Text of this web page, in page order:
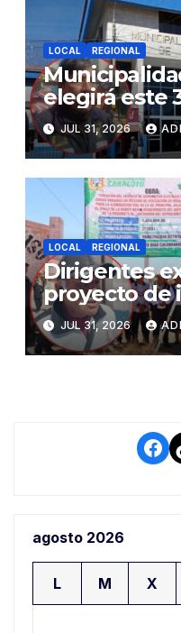
LOCAL REGIONAL
elegirá este
de
Trabajo
JUL 31, 2026
LOCAL REGIONAL
Dirigentes
proyecto de
salida a
demora que
conductores
JUL 31, 2026
agosto 2026
L M X